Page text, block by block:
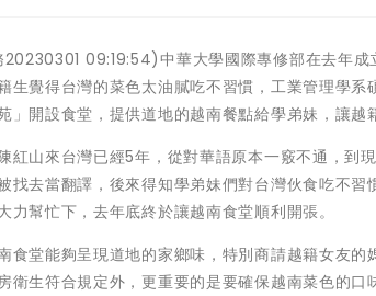
09:19:54)中華大學國際專修部在去年
生覺得台灣的菜色太油膩吃不習慣，工業管理學
」開設食堂，提供道地的越南餐點給學弟妹，讓越
紅山來台灣已經5年，從對華語原本一竅不通，到
找去當翻譯，後來得知學弟妹們對台灣伙食吃不
力幫忙下，去年底終於讓越南食堂順利開張。
食堂能夠呈現道地的家鄉味，特別商請越籍女友
衛生符合規定外，更重要的是要確保越南菜色的